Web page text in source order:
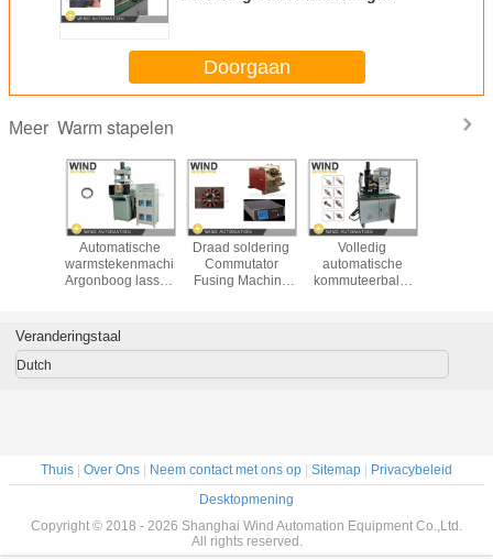
Doorgaan
Meer Warm stapelen
Automatische
warmstekenmachine
Argonboog lassen
Draad soldering
Commutator
Fusing Machine
Volledig
automatische
kommuteerbalk-
Veranderingstaal
Dutch
Thuis Over Ons Neem contact met ons op Sitemap
Privacybeleid
Desktopmening
Copyright © 2018 - 2026 Shanghai Wind Automation Equipment Co.,Ltd.
All rights reserved.